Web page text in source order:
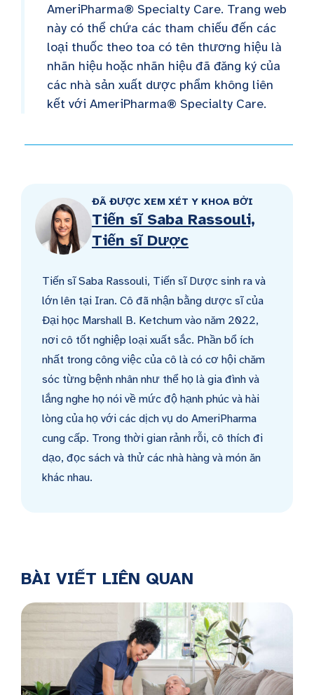
AmeriPharma® Specialty Care. Trang web
này có thể chứa các tham chiếu đến các
loại thuốc theo toa có tên thương hiệu là
nhãn hiệu hoặc nhãn hiệu đã đăng ký của
các nhà sản xuất dược phẩm không liên
kết với AmeriPharma® Specialty Care.
ĐÃ ĐƯỢC XEM XÉT Y KHOA BỞI
Tiến sĩ Saba Rassouli,
Tiến sĩ Dược
Tiến sĩ Saba Rassouli, Tiến sĩ Dược sinh ra và
lớn lên tại Iran. Cô đã nhận bằng dược sĩ của
Đại học Marshall B. Ketchum vào năm 2022,
nơi cô tốt nghiệp loại xuất sắc. Phần bổ ích
nhất trong công việc của cô là có cơ hội chăm
sóc từng bệnh nhân như thể họ là gia đình và
lắng nghe họ nói về mức độ hạnh phúc và hài
lòng của họ với các dịch vụ do AmeriPharma
cung cấp. Trong thời gian rảnh rỗi, cô thích đi
dạo, đọc sách và thử các nhà hàng và món ăn
khác nhau.
BÀI VIẾT LIÊN QUAN